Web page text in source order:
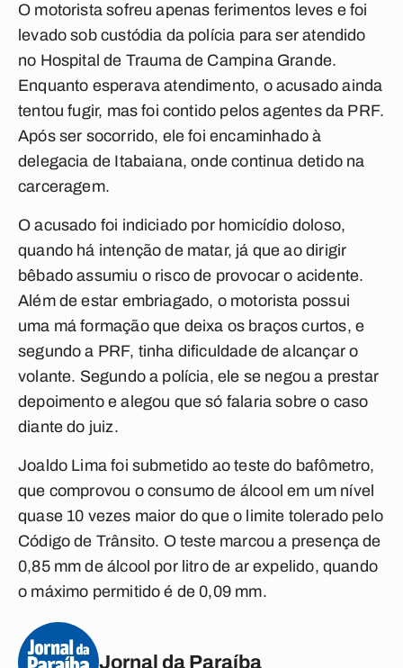
O motorista sofreu apenas ferimentos leves e foi
levado sob custódia da polícia para ser atendido
no Hospital de Trauma de Campina Grande.
Enquanto esperava atendimento, o acusado ainda
tentou fugir, mas foi contido pelos agentes da PRF.
Após ser socorrido, ele foi encaminhado à
delegacia de Itabaiana, onde continua detido na
carceragem.
O acusado foi indiciado por homicídio doloso,
quando há intenção de matar, já que ao dirigir
bêbado assumiu o risco de provocar o acidente.
Além de estar embriagado, o motorista possui
uma má formação que deixa os braços curtos, e
segundo a PRF, tinha dificuldade de alcançar o
volante. Segundo a polícia, ele se negou a prestar
depoimento e alegou que só falaria sobre o caso
diante do juiz.
Joaldo Lima foi submetido ao teste do bafômetro,
que comprovou o consumo de álcool em um nível
quase 10 vezes maior do que o limite tolerado pelo
Código de Trânsito. O teste marcou a presença de
0,85 mm de álcool por litro de ar expelido, quando
o máximo permitido é de 0,09 mm.
Jornal da Paraíba